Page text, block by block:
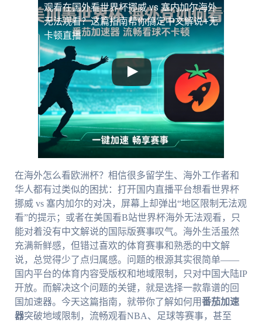
观看在国外看世界杯挪威 vs 塞内加尔海外
无法观看？这篇指南帮你搞定中文解说+无
卡顿直播
在海外怎么看欧洲杯？相信很多留学生、海外工作者和
华人都有过类似的困扰：打开国内直播平台想看世界杯
挪威 vs 塞内加尔的对决，屏幕上却弹出“地区限制无法观
看”的提示；或者在美国看B站世界杯海外无法观看，只
能对着没有中文解说的国际版赛事叹气。海外生活虽然
充满新鲜感，但错过喜欢的体育赛事和熟悉的中文解
说，总觉得少了点归属感。问题的根源其实很简单——
国内平台的体育内容受版权和地域限制，只对中国大陆IP
开放。而解决这个问题的关键，就是选择一款靠谱的回
国加速器。今天这篇指南，就带你了解如何用番茄加速
器突破地域限制，流畅观看NBA、足球等赛事，甚至